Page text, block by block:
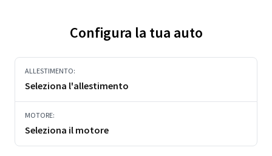
Configura la tua auto
ALLESTIMENTO:
Seleziona l'allestimento
MOTORE:
Seleziona il motore